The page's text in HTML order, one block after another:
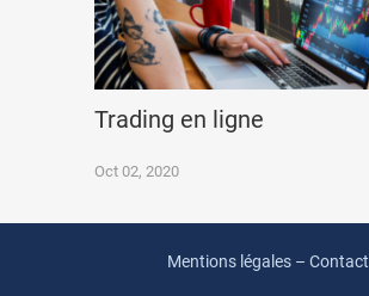
Trading en ligne
Oct 02, 2020
Mentions légales – Contact